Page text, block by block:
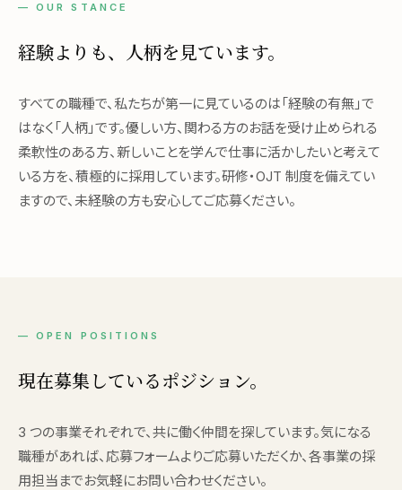
— OUR STANCE
経験よりも、 人柄を見ています。
すべての職種で、私たちが第一に見ているのは「経験の有無」で
はなく「人柄」です。優しい方、関わる方のお話を受け止められる
柔軟性のある方、新しいことを学んで仕事に活かしたいと考えて
いる方を、積極的に採用しています。研修・OJT 制度を備えてい
ますので、未経験の方も安心してご応募ください。
— OPEN POSITIONS
現在募集しているポジション。
3 つの事業それぞれで、共に働く仲間を探しています。気になる
職種があれば、応募フォームよりご応募いただくか、各事業の採
用担当までお気軽にお問い合わせください。